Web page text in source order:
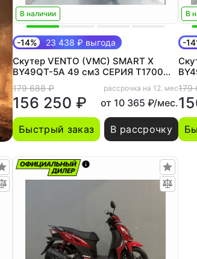
В наличии
-14% 23 438 ₽ выгода
Скутер VENTO (VMC) SMART X
BY49QT-5A 49 см3 СЕРИЯ T1700
(LED панель, CBS, USB,
сигнализация) MATT RED
179 688 ₽
156 250 ₽
рассрочка на 12. мес
от 10 365 ₽/мес.
Быстрый заказ В рассрочку
В
-
179